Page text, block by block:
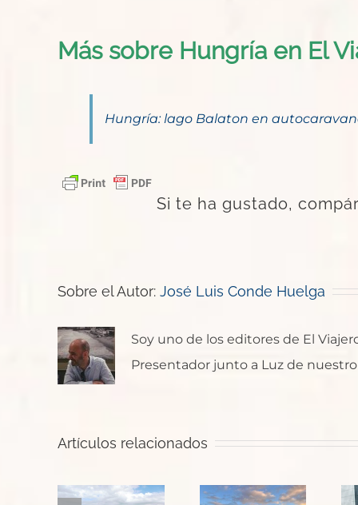
Más sobre Hungría en El
Hungría: lago Balaton en
Si te ha gustado,
Sobre el Autor: José Luis Conde Huelga
Soy uno de los editores de El
Presentador junto a Luz de
Artículos relacionados